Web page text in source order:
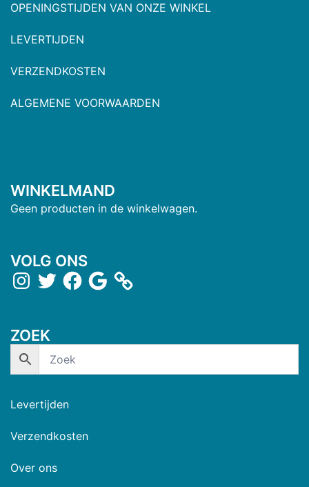
OPENINGSTIJDEN VAN ONZE WINKEL
LEVERTIJDEN
VERZENDKOSTEN
ALGEMENE VOORWAARDEN
WINKELMAND
Geen producten in de winkelwagen.
VOLG ONS
ZOEK
Levertijden
Verzendkosten
Over ons